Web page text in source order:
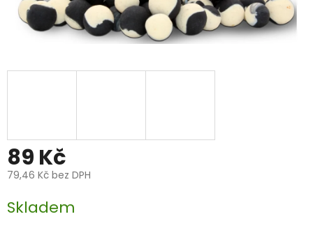
89 Kč
79,46 Kč bez DPH
cena:
Skladem